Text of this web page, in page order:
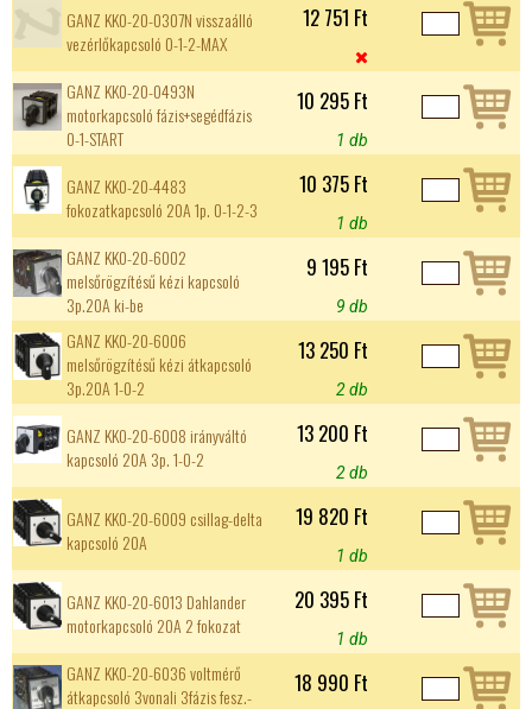
GANZ KK0-20-0307N visszaálló
vezérlőkapcsoló 0-1-2-MAX
12 751 Ft

GANZ KK0-20-0493N
motorkapcsoló fázis+segédfázis
0-1-START
10 295 Ft
1 db
GANZ KK0-20-4483
fokozatkapcsoló 20A 1p. 0-1-2-3
10 375 Ft
1 db
GANZ KK0-20-6002
melsőrögzítésű kézi kapcsoló
3p.20A ki-be
9 195 Ft
9 db
GANZ KK0-20-6006
melsőrögzítésű kézi átkapcsoló
3p.20A 1-0-2
13 250 Ft
2 db
GANZ KK0-20-6008 irányváltó
kapcsoló 20A 3p. 1-0-2
13 200 Ft
2 db
GANZ KK0-20-6009 csillag-delta
kapcsoló 20A
19 820 Ft
1 db
GANZ KK0-20-6013 Dahlander
motorkapcsoló 20A 2 fokozat
20 395 Ft
1 db
GANZ KK0-20-6036 voltmérő
átkapcsoló 3vonali 3fázis fesz.-
18 990 Ft